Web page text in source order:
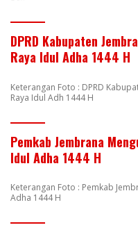
DPRD Kabupaten
Raya Idul Adha 1444 H
Keterangan Foto : DPRD
Raya Idul Adh 1444 H
Pemkab Jembrana
Idul Adha 1444 H
Keterangan Foto : Pemkab
Adha 1444 H